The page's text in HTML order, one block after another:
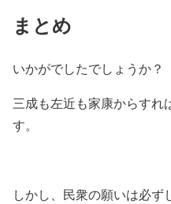
まとめ
いかがでしたでしょうか？
三成も左近も家康からすれ
す。
しかし、民衆の願いは必